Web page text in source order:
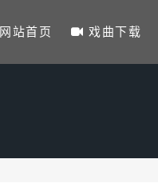
网站首页 戏曲下载